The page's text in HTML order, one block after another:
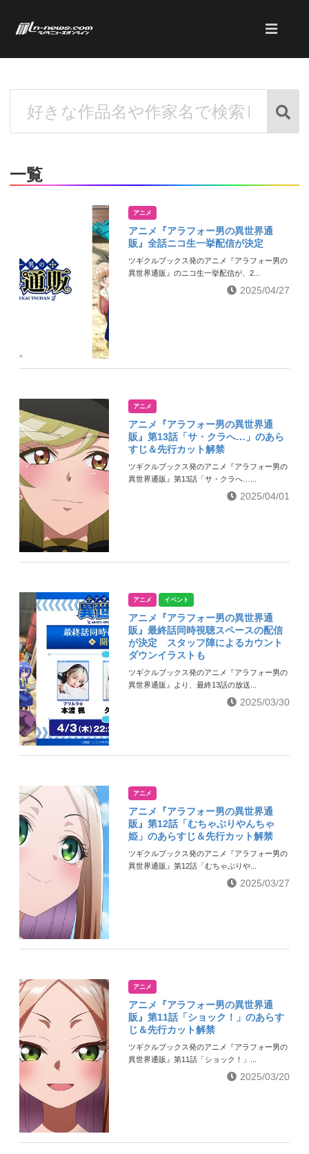
一覧
アニメ
アニメ『アラフォー男の異世界通
販』全話ニコ生一挙配信が決定
ツギクルブックス発のアニメ『アラフォー男の
異世界通販』のニコ生一挙配信が、2...
2025/04/27
アニメ
アニメ『アラフォー男の異世界通
販』第13話「サ・クラへ…」のあら
すじ＆先行カット解禁
ツギクルブックス発のアニメ『アラフォー男の
異世界通販』第13話「サ・クラへ…...
2025/04/01
アニメ イベント
アニメ『アラフォー男の異世界通
販』最終話同時視聴スペースの配信
が決定 スタッフ陣によるカウント
ダウンイラストも
ツギクルブックス発のアニメ『アラフォー男の
異世界通販』より、最終13話の放送...
2025/03/30
アニメ
アニメ『アラフォー男の異世界通
販』第12話「むちゃぶりやんちゃ
姫」のあらすじ＆先行カット解禁
ツギクルブックス発のアニメ『アラフォー男の
異世界通販』第12話「むちゃぶりや...
2025/03/27
アニメ
アニメ『アラフォー男の異世界通
販』第11話「ショック！」のあらす
じ＆先行カット解禁
ツギクルブックス発のアニメ『アラフォー男の
異世界通販』第11話「ショック！」...
2025/03/20